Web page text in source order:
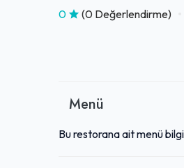
0 (0 Değerlendirme)
Menü
Bu restorana ait menü